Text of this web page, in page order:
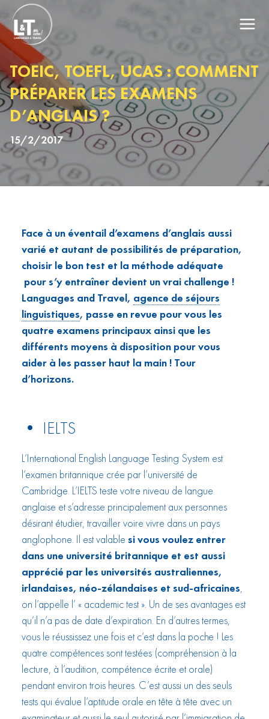
TOEIC, TOEFL, UCAS : COMMENT
PRÉPARER LES EXAMENS
D’ANGLAIS ?
15/2/2017
Face à un éventail d’examens d’anglais aussi
varié et autant de possibilités de préparation,
choisir le bon test et la méthode adéquate
pour s’y entraîner devient un vrai challenge !
Languages and Travel, agence de séjours
linguistiques, passe en revue pour vous les
quatre examens principaux ainsi que les
différents moyens à disposition pour vous
aider à les passer haut la main ! Tour
d’horizons.
• IELTS
L’International English Language Testing System est
l’examen britannique crée par l’université de
Cambridge. L’IELTS teste votre niveau de langue
anglaise et s’adresse principalement aux personnes
désirant étudier, travailler voire vivre dans un pays
anglophone. Il est valable si vous voulez entrer
dans une université britannique et est aussi
apprécié par les universités australiennes,
irlandaises, néo-zélandaises et sud-africaines,
on l’appelle l’ « academic test ». Un de ses avantages est
qu’il n’a pas de date d’expiration. En d’autres termes,
vous le réussissez une fois et c’est dans la poche ! Les
quatre compétences sont testées (compréhension à la
lecture, à l’audition, compétence écrite et orale)
pendant environ trois heures. C’est aussi un des seuls
tests qui évalue l’aptitude orale en tête à tête avec un